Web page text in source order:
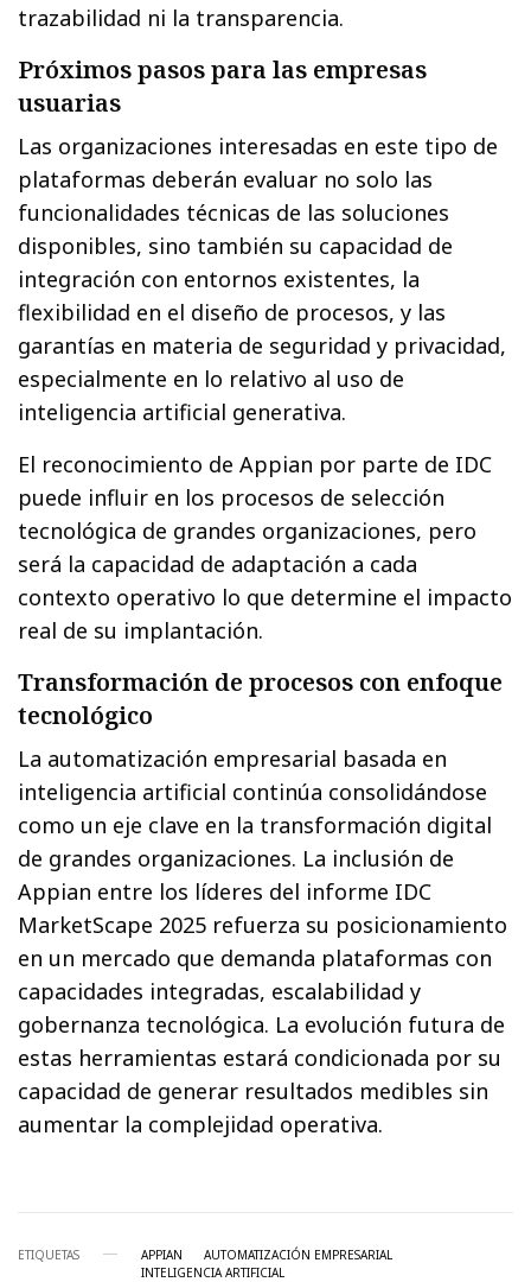
trazabilidad ni la transparencia.
Próximos pasos para las empresas
usuarias
Las organizaciones interesadas en este tipo de
plataformas deberán evaluar no solo las
funcionalidades técnicas de las soluciones
disponibles, sino también su capacidad de
integración con entornos existentes, la
flexibilidad en el diseño de procesos, y las
garantías en materia de seguridad y privacidad,
especialmente en lo relativo al uso de
inteligencia artificial generativa.
El reconocimiento de Appian por parte de IDC
puede influir en los procesos de selección
tecnológica de grandes organizaciones, pero
será la capacidad de adaptación a cada
contexto operativo lo que determine el impacto
real de su implantación.
Transformación de procesos con enfoque
tecnológico
La automatización empresarial basada en
inteligencia artificial continúa consolidándose
como un eje clave en la transformación digital
de grandes organizaciones. La inclusión de
Appian entre los líderes del informe IDC
MarketScape 2025 refuerza su posicionamiento
en un mercado que demanda plataformas con
capacidades integradas, escalabilidad y
gobernanza tecnológica. La evolución futura de
estas herramientas estará condicionada por su
capacidad de generar resultados medibles sin
aumentar la complejidad operativa.
ETIQUETAS APPIAN
AUTOMATIZACIÓN EMPRESARIAL
INTELIGENCIA ARTIFICIAL